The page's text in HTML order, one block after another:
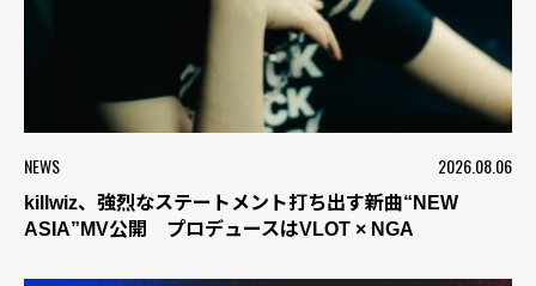
NEWS 2026.08.06
killwiz、強烈なステートメント打ち出す新曲“NEW
ASIA”MV公開 プロデュースはVLOT × NGA